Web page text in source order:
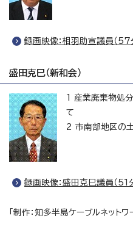
録画映像：相羽助宣議員（57
盛田克巳（新和会）
1 産業廃棄物処
て
2 市南部地区の
録画映像：盛田克巳議員（51
「制作：知多半島ケーブルネットワ